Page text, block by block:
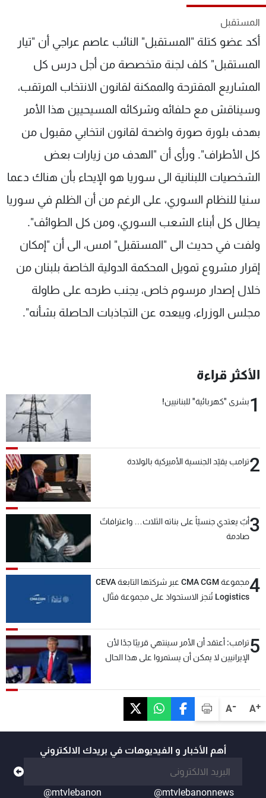
A+
A-
المستقبل
أكد عضو كتلة "المستقبل" النائب عاصم عراجي أن "تيار
المستقبل" كلف لجنة متخصصة من أجل درس كل
المشاريع المقترحة والممكنة لقانون الانتخاب المرتقب،
وسيناقش مع حلفائه وشركائه المسيحيين هذا الأمر
بهدف بلورة صورة واضحة لقانون انتخابي مقبول من
كل الأطراف". ورأى أن "الهدف من زيارات بعض
الشخصيات اللبنانية الى سوريا هو الإيحاء بأن هناك دعما
سنيا للنظام السوري، على الرغم من أن الظلم في سوريا
يطال كل أبناء الشعب السوري، ومن كل الطوائف".
ولفت في حديث الى "المستقبل" امس، الى أن "إمكان
إقرار مشروع تمويل المحكمة الدولية الخاصة بلبنان من
خلال إصدار مرسوم خاص، يجنب طرحه على طاولة
مجلس الوزراء، ويبعده عن التجاذبات الحاصلة بشأنه".
الأكثر قراءة
1بشرى "كهربائية" للبنانيين!
2ترامب يقيّد الجنسية الأميركية بالولادة
3أبٌ يعتدي جنسيّاً على بناته الثلاث… واعترافاتٌ
صادمة
4
مجموعة CMA CGM عبر شركتها التابعة CEVA
Logistics تُنجز الاستحواذ على مجموعة فتّال
5ترامب: أعتقد أن الأمر سينتهي قريبًا جدًا لأن
الإيرانيين لا يمكن أن يستمروا على هذا الحال
أهم الأخبار و الفيديوهات في بريدك الالكتروني
@mtvlebanonnews
@mtvlebanon
الترددات
عن MTV
لاعلاناتكم
وظائف
شروط الإسـتخدام
سياسة الخصوصية